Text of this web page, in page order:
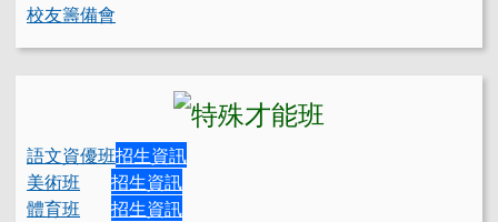
校友籌備會
語文資優班招生資訊
美術班
招生資訊
體育班
招生資訊